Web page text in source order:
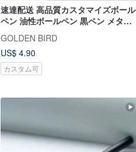
速達配送 高品質カスタマイズボール
ペン 油性ボールペン 黒ペン メタル
GOLDEN BIRD
US$ 4.90
カスタム可